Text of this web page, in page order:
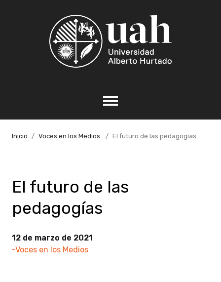
Inicio Voces en los Medios El futuro de las pedagogías
El futuro de las
pedagogías
12 de marzo de 2021
-Voces en los Medios